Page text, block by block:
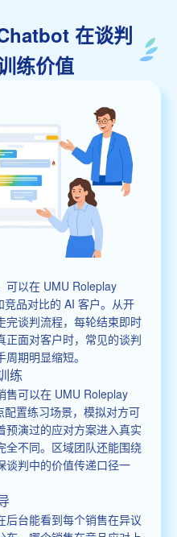
在谈判
练价值
可以在 UMU Roleplay
品对比的 AI 客户。从开
完谈判流程，每轮结束即时
正面对客户时，常见的谈判
期明显缩短。
练
售可以在 UMU Roleplay
置练习场景，模拟对方可
预演过的应对方案进入真实
全不同。区域团队还能围绕
谈判中的价值传递口径一
后台能看到每个销售在异议